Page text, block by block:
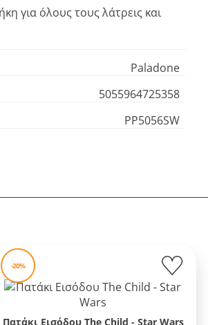
για όλους τους λάτρεις και
Paladone
5055964725358
PP5056SW
-20%
Πατάκι Εισόδου The Child - Star Wars